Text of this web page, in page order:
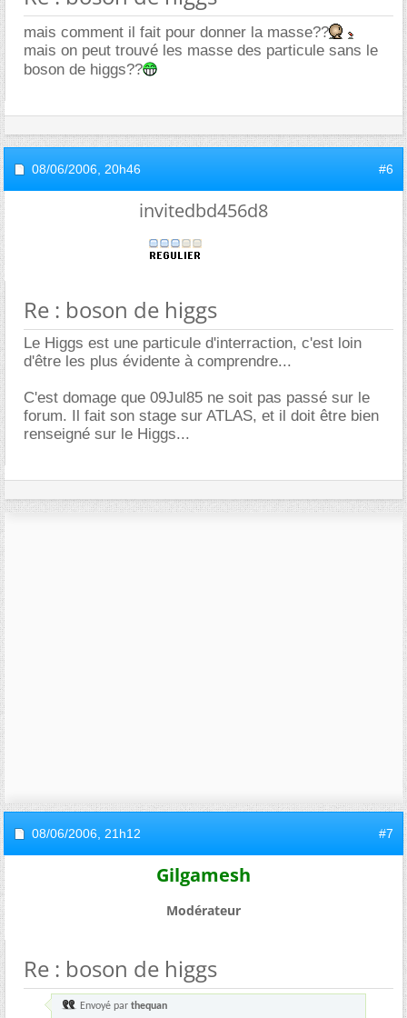
mais comment il fait pour donner la masse??
mais on peut trouvé les masse des particule sans le
boson de higgs??
08/06/2006, 20h46 #6
invitedbd456d8
Re : boson de higgs
Le Higgs est une particule d'interraction, c'est loin
d'être les plus évidente à comprendre...
C'est domage que 09Jul85 ne soit pas passé sur le
forum. Il fait son stage sur ATLAS, et il doit être bien
renseigné sur le Higgs...
08/06/2006, 21h12 #7
Gilgamesh
Modérateur
Re : boson de higgs
Envoyé par thequan